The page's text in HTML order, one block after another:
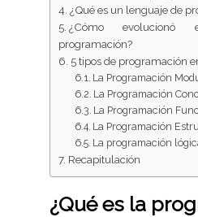
¿Qué es un lenguaje de
¿Cómo
programación?
5 tipos de programación
La Programación
La Programación
La Programación
La Programación
La programación
Recapitulación
¿Qué es la